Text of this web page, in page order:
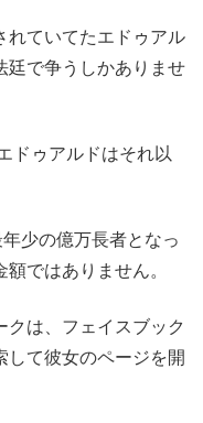
れていてたエドゥアル
廷で争うしかありませ
ドゥアルドはそれ以
少の億万長者となっ
ではありません。
クは、フェイスブック
して彼女のページを開